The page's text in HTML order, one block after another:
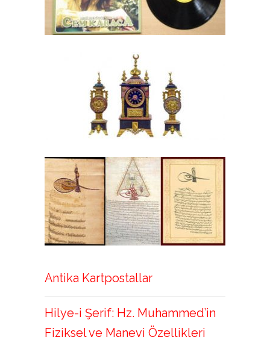
Antika Kartpostallar
Hilye-i Şerif: Hz. Muhammed’in
Fiziksel ve Manevi Özellikleri